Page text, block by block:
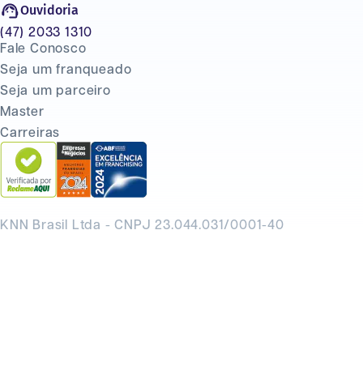
KNN Brasil Ltda - CNPJ 23.044.031/0001-40
Ouvidoria
(47) 2033 1310
Fale Conosco
Seja um franqueado
Seja um parceiro
Master
Carreiras